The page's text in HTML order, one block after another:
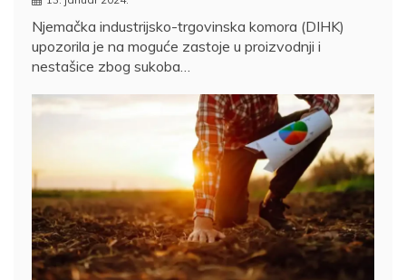
Njemačka industrijsko-trgovinska komora (DIHK)
upozorila je na moguće zastoje u proizvodnji i
nestašice zbog sukoba…